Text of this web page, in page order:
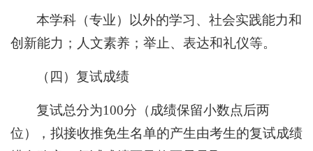
本学科（专业）以外的学习、社会实践能力和
创新能力；人文素养；举止、表达和礼仪等。
（四）复试成绩
复试总分为100分（成绩保留小数点后两
位），拟接收推免生名单的产生由考生的复试成绩